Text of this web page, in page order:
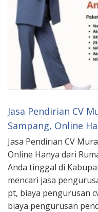
Jasa Pendirian CV
Sampang, Online
Jasa Pendirian CV
Online Hanya dari
Anda tinggal di
mencari jasa
pt, biaya pengurusan
biaya pengurusan